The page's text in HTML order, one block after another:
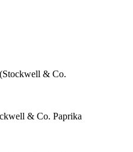
& Co.
& Co. Paprika